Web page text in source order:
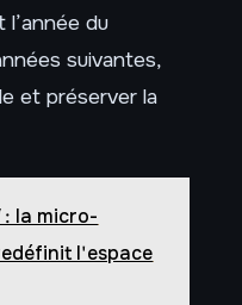
du
suivantes,
et préserver la
: la micro-
l'espace